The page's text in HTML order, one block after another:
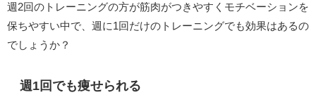
週2回のトレーニングの方が筋肉がつきやすくモチベーションを
保ちやすい中で、週に1回だけのトレーニングでも効果はあるの
でしょうか？
週1回でも痩せられる